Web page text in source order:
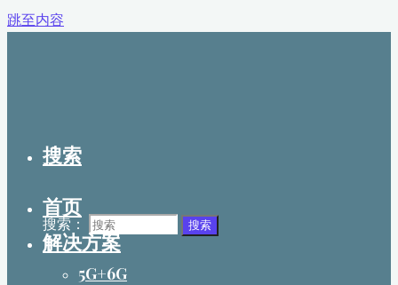
跳至内容
搜索
搜索： 搜索
首页
解决方案
5G+6G